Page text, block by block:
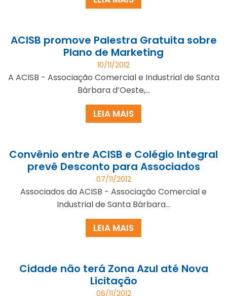
ACISB promove Palestra Gratuita sobre
Plano de Marketing
10/11/2012
A ACISB - Associação Comercial e Industrial de Santa
Bárbara d’Oeste,...
LEIA MAIS
Convênio entre ACISB e Colégio Integral
prevê Desconto para Associados
07/11/2012
Associados da ACISB - Associação Comercial e
Industrial de Santa Bárbara...
LEIA MAIS
Cidade não terá Zona Azul até Nova
Licitação
06/11/2012